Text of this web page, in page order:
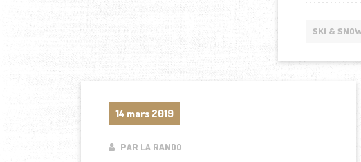
SKI &
14 mars 2019
PAR LA RANDO